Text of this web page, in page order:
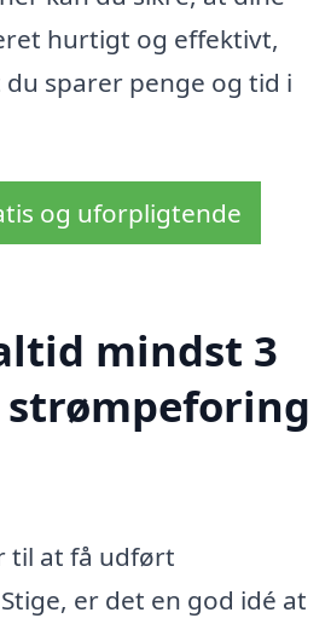
hurtigt og effektivt,
sparer penge og tid i
og uforpligtende
mindst 3
til at få udført
er det en god idé at